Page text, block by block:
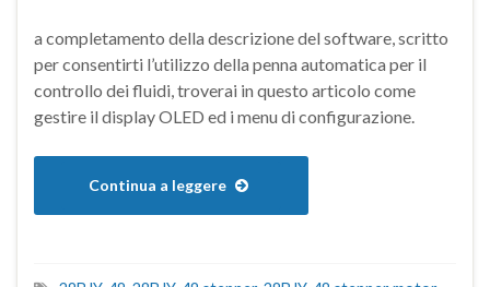
a completamento della descrizione del software, scritto
per consentirti l’utilizzo della penna automatica per il
controllo dei fluidi, troverai in questo articolo come
gestire il display OLED ed i menu di configurazione.
Continua a leggere